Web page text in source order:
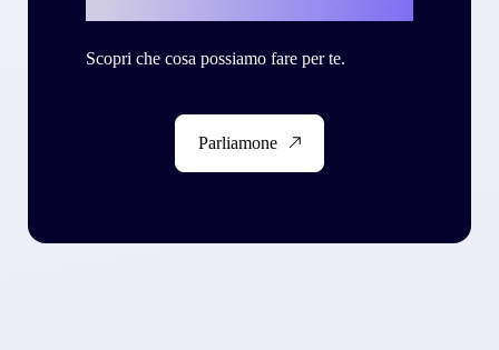
Scopri che cosa possiamo fare per te.
Parliamone